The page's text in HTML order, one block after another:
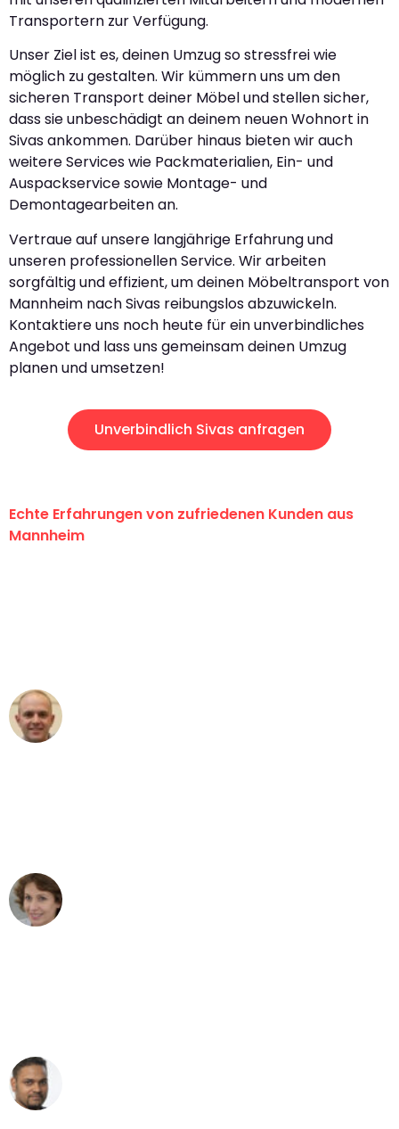
Transportern zur Verfügung.
Unser Ziel ist es, deinen Umzug so stressfrei wie
möglich zu gestalten. Wir kümmern uns um den
sicheren Transport deiner Möbel und stellen sicher,
dass sie unbeschädigt an deinem neuen Wohnort in
Sivas ankommen. Darüber hinaus bieten wir auch
weitere Services wie Packmaterialien, Ein- und
Auspackservice sowie Montage- und
Demontagearbeiten an.
Vertraue auf unsere langjährige Erfahrung und
unseren professionellen Service. Wir arbeiten
sorgfältig und effizient, um deinen Möbeltransport von
Mannheim nach Sivas reibungslos abzuwickeln.
Kontaktiere uns noch heute für ein unverbindliches
Angebot und lass uns gemeinsam deinen Umzug
planen und umsetzen!
Unverbindlich Sivas anfragen
Echte Erfahrungen von zufriedenen Kunden aus
Mannheim